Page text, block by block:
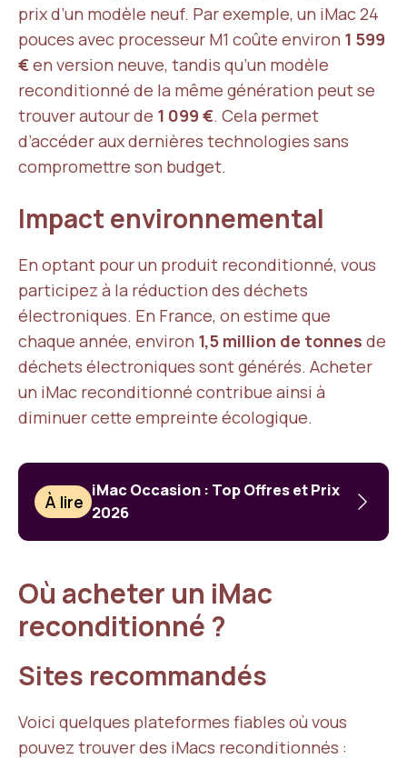
prix d’un modèle neuf. Par exemple, un iMac 24
pouces avec processeur M1 coûte environ 1 599
€en version neuve, tandis qu’un modèle
reconditionné de la même génération peut se
trouver autour de 1 099 €. Cela permet
d’accéder aux dernières technologies sans
compromettre son budget.
Impact environnemental
En optant pour un produit reconditionné, vous
participez à la réduction des déchets
électroniques. En France, on estime que
chaque année, environ 1,5 million de tonnes de
déchets électroniques sont générés. Acheter
un iMac reconditionné contribue ainsi à
diminuer cette empreinte écologique.
À lire
iMac Occasion : Top Offres et Prix
2026
Où acheter un iMac
reconditionné ?
Sites recommandés
Voici quelques plateformes fiables où vous
pouvez trouver des iMacs reconditionnés :